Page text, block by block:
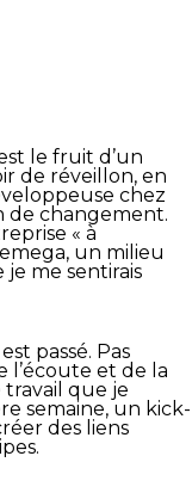
le fruit d’un
de réveillon, en
chez
de changement.
« à
un milieu
me sentirais
passé. Pas
l’écoute et de la
que je
semaine, un kick-
des liens